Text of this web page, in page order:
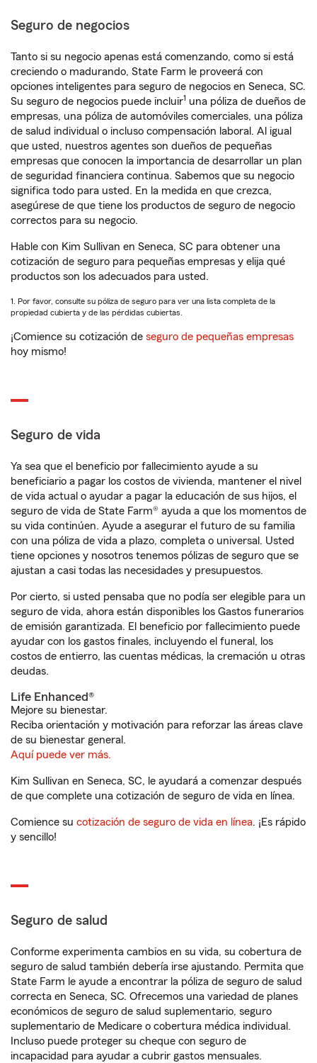
Seguro de negocios
Tanto si su negocio apenas está comenzando, como si está
creciendo o madurando, State Farm le proveerá con
opciones inteligentes para seguro de negocios en Seneca, SC.
Su seguro de negocios puede incluir1 una póliza de dueños de
empresas, una póliza de automóviles comerciales, una póliza
de salud individual o incluso compensación laboral. Al igual
que usted, nuestros agentes son dueños de pequeñas
empresas que conocen la importancia de desarrollar un plan
de seguridad financiera continua. Sabemos que su negocio
significa todo para usted. En la medida en que crezca,
asegúrese de que tiene los productos de seguro de negocio
correctos para su negocio.
Hable con Kim Sullivan en Seneca, SC para obtener una
cotización de seguro para pequeñas empresas y elija qué
productos son los adecuados para usted.
1. Por favor, consulte su póliza de seguro para ver una lista completa de la
propiedad cubierta y de las pérdidas cubiertas.
¡Comience su cotización de seguro de pequeñas empresas
hoy mismo!
Seguro de vida
Ya sea que el beneficio por fallecimiento ayude a su
beneficiario a pagar los costos de vivienda, mantener el nivel
de vida actual o ayudar a pagar la educación de sus hijos, el
seguro de vida de State Farm® ayuda a que los momentos de
su vida continúen. Ayude a asegurar el futuro de su familia
con una póliza de vida a plazo, completa o universal. Usted
tiene opciones y nosotros tenemos pólizas de seguro que se
ajustan a casi todas las necesidades y presupuestos.
Por cierto, si usted pensaba que no podía ser elegible para un
seguro de vida, ahora están disponibles los Gastos funerarios
de emisión garantizada. El beneficio por fallecimiento puede
ayudar con los gastos finales, incluyendo el funeral, los
costos de entierro, las cuentas médicas, la cremación u otras
deudas.
Life Enhanced®
Mejore su bienestar.
Reciba orientación y motivación para reforzar las áreas clave
de su bienestar general.
Aquí puede ver más.
Kim Sullivan en Seneca, SC, le ayudará a comenzar después
de que complete una cotización de seguro de vida en línea.
Comience su cotización de seguro de vida en línea. ¡Es rápido
y sencillo!
Seguro de salud
Conforme experimenta cambios en su vida, su cobertura de
seguro de salud también debería irse ajustando. Permita que
State Farm le ayude a encontrar la póliza de seguro de salud
correcta en Seneca, SC. Ofrecemos una variedad de planes
económicos de seguro de salud suplementario, seguro
suplementario de Medicare o cobertura médica individual.
Incluso puede proteger su cheque con seguro de
incapacidad para ayudar a cubrir gastos mensuales.